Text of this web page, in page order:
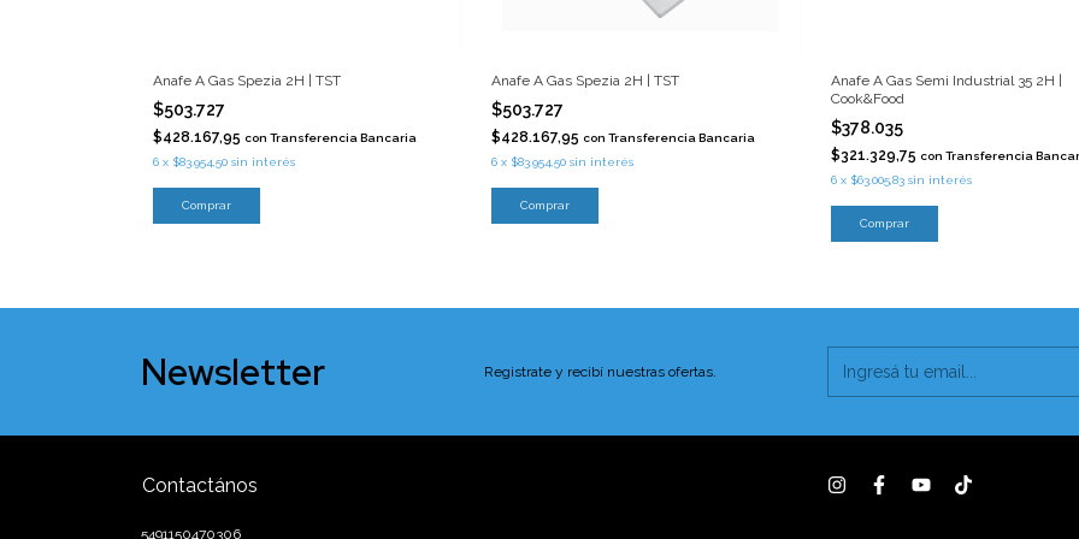
Anafe A Gas Spezia 2H | TST
$503.727
$428.167,95 con Transferencia Bancaria
6 x $83.954,50 sin interés
Comprar
Anafe A Gas Spezia 2H | TST
$503.727
$428.167,95con Transferencia Bancaria
6 x $83.954,50 sin interés
Comprar
Anafe A Gas Semi Industrial 35 2H |
Cook&Food
$378.035
$321.329,75 con Transferencia
6 x $63.005,83 sin interés
Comprar
Newsletter Registrate y recibí nuestras ofertas.
Contactános
5491150470306